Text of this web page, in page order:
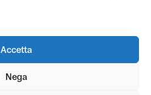
Accetta
Nega